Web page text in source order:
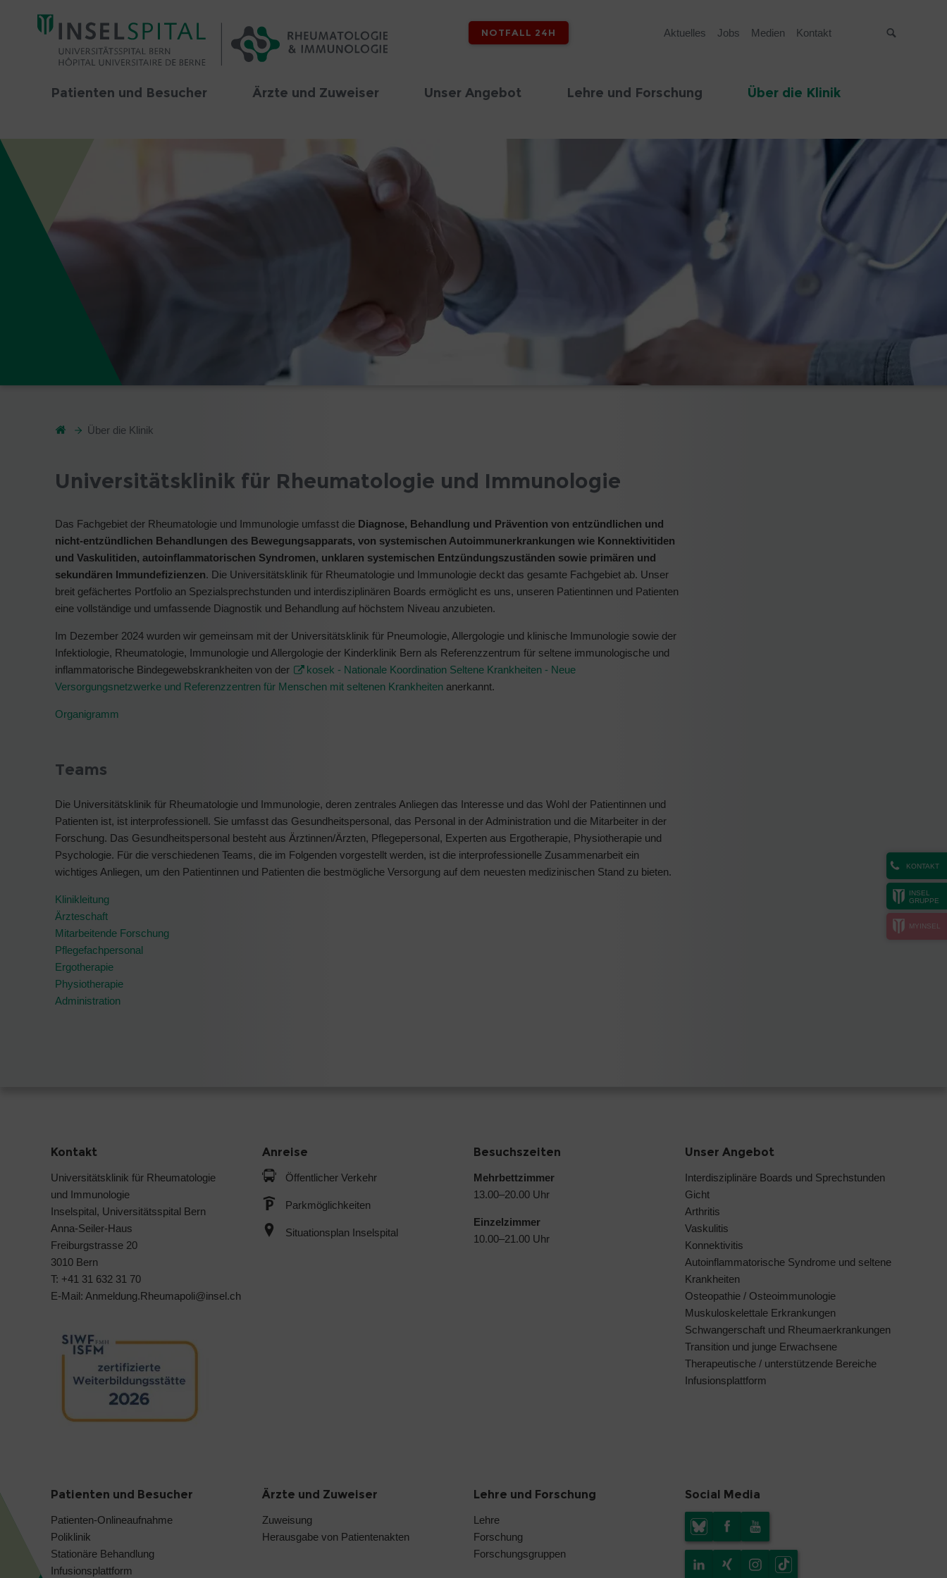
NOTFALL 24H Aktuelles Jobs Medien Kontakt
Patienten und Besucher Ärzte und Zuweiser Unser Angebot Lehre und Forschung Über die Klinik
KONTAKT
INSEL
GRUPPE
MYINSEL
Über die Klinik
Universitätsklinik für Rheumatologie und Immunologie
Das Fachgebiet der Rheumatologie und Immunologie umfasst die Diagnose, Behandlung und Prävention von entzündlichen und
nicht-entzündlichen Behandlungen des Bewegungsapparats, von systemischen Autoimmunerkrankungen wie Konnektivitiden
und Vaskulitiden, autoinflammatorischen Syndromen, unklaren systemischen Entzündungszuständen sowie primären und
sekundären Immundefizienzen. Die Universitätsklinik für Rheumatologie und Immunologie deckt das gesamte Fachgebiet ab. Unser
breit gefächertes Portfolio an Spezialsprechstunden und interdisziplinären Boards ermöglicht es uns, unseren Patientinnen und Patienten
eine vollständige und umfassende Diagnostik und Behandlung auf höchstem Niveau anzubieten.
Im Dezember 2024 wurden wir gemeinsam mit der Universitätsklinik für Pneumologie, Allergologie und klinische Immunologie sowie der
Infektiologie, Rheumatologie, Immunologie und Allergologie der Kinderklinik Bern als Referenzzentrum für seltene immunologische und
inflammatorische Bindegewebskrankheiten von der
kosek - Nationale Koordination Seltene Krankheiten - Neue
Versorgungsnetzwerke und Referenzzentren für Menschen mit seltenen Krankheiten anerkannt.
Organigramm
Teams
Die Universitätsklinik für Rheumatologie und Immunologie, deren zentrales Anliegen das Interesse und das Wohl der Patientinnen und
Patienten ist, ist interprofessionell. Sie umfasst das Gesundheitspersonal, das Personal in der Administration und die Mitarbeiter in der
Forschung. Das Gesundheitspersonal besteht aus Ärztinnen/Ärzten, Pflegepersonal, Experten aus Ergotherapie, Physiotherapie und
Psychologie. Für die verschiedenen Teams, die im Folgenden vorgestellt werden, ist die interprofessionelle Zusammenarbeit ein
wichtiges Anliegen, um den Patientinnen und Patienten die bestmögliche Versorgung auf dem neuesten medizinischen Stand zu bieten.
Klinikleitung
Ärzteschaft
Mitarbeitende Forschung
Pflegefachpersonal
Ergotherapie
Physiotherapie
Administration
Kontakt
Universitätsklinik für Rheumatologie
und Immunologie
Inselspital, Universitätsspital Bern
Anna-Seiler-Haus
Freiburgstrasse 20
3010 Bern
T: +41 31 632 31 70
E-Mail: Anmeldung.Rheumapoli@insel.ch
Anreise
Öffentlicher Verkehr
Parkmöglichkeiten
Situationsplan Inselspital
Besuchszeiten
Mehrbettzimmer
13.00–20.00 Uhr
Einzelzimmer
10.00–21.00 Uhr
Unser Angebot
Interdisziplinäre Boards und Sprechstunden
Gicht
Arthritis
Vaskulitis
Konnektivitis
Autoinflammatorische Syndrome und seltene
Krankheiten
Osteopathie / Osteoimmunologie
Muskuloskelettale Erkrankungen
Schwangerschaft und Rheumaerkrankungen
Transition und junge Erwachsene
Therapeutische / unterstützende Bereiche
Infusionsplattform
Patienten und Besucher
Patienten-Onlineaufnahme
Poliklinik
Stationäre Behandlung
Infusionsplattform
Ärzte und Zuweiser
Zuweisung
Herausgabe von Patientenakten
Lehre und Forschung
Lehre
Forschung
Forschungsgruppen
Social Media